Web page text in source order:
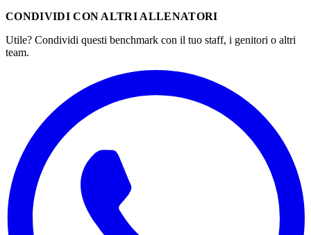
CONDIVIDI CON ALTRI ALLENATORI
Utile? Condividi questi benchmark con il tuo staff, i genitori o altri
team.